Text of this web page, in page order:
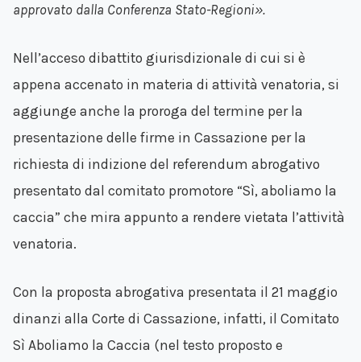
approvato dalla Conferenza Stato-Regioni».
Nell’acceso dibattito giurisdizionale di cui si è
appena accenato in materia di attività venatoria, si
aggiunge anche la proroga del termine per la
presentazione delle firme in Cassazione per la
richiesta di indizione del referendum abrogativo
presentato dal comitato promotore “Sì, aboliamo la
caccia” che mira appunto a rendere vietata l’attività
venatoria.
Con la proposta abrogativa presentata il 21 maggio
dinanzi alla Corte di Cassazione, infatti, il Comitato
Sì Aboliamo la Caccia (nel testo proposto e